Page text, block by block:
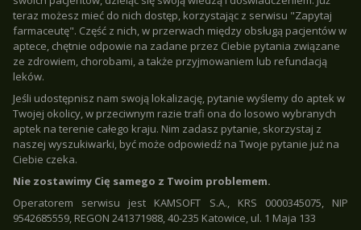
teraz możesz mieć do nich dostęp, korzystając z serwisu "Zapytaj
farmaceutę". Część z nich, w przerwach między obsługą pacjentów w
aptece, chętnie odpowie na zadane przez Ciebie pytania związane
ze zdrowiem, chorobami, a także przyjmowaniem lub refundacją
leków.
Jeśli udostępnisz nam swoją lokalizację, pytanie wyślemy do aptek w
Twojej okolicy, w przeciwnym razie trafi ona do losowo wybranych
aptek na terenie całego kraju. Nim zadasz pytanie, skorzystaj z
naszej wyszukiwarki, być może odpowiedź na Twoje pytanie już na
Ciebie czeka.
Nie zostawimy Cię samego z Twoim problemem.
Operatorem serwisu jest KAMSOFT S.A., KRS 0000345075, NIP
9542685559, REGON 241371988, 40-235 Katowice, ul. 1 Maja 133